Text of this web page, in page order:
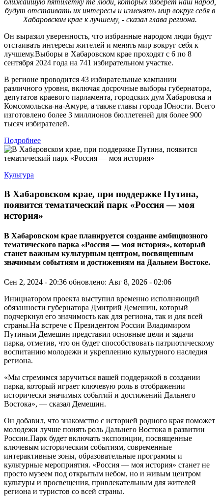
ближайшую пятилетку те люди, которых изберет наш народ,
будут отстаивать их интересы и изменять мир вокруг себя в
Хабаровском крае к лучшему, - сказал глава региона.
Он выразил уверенность, что избранные народом люди будут
отстаивать интересы жителей и менять мир вокруг себя к
лучшему.Выборы в Хабаровском крае проходят с 6 по 8
сентября 2024 года на 741 избирательном участке.
В регионе проводится 43 избирательные кампании
различного уровня, включая досрочные выборы губернатора,
депутатов краевого парламента, городских дум Хабаровска и
Комсомольска-на-Амуре, а также главы города Юности. Всего
изготовлено более 3 миллионов бюллетеней для более 900
тысяч избирателей.
Подробнее
Культура
В Хабаровском крае, при поддержке Путина,
появится тематический парк «Россия — моя
история»
В Хабаровском крае планируется создание амбициозного
тематического парка «Россия — моя история», который
станет важным культурным центром, посвященным
значимым событиям и достижениям на Дальнем Востоке.
Сен 2, 2024 - 20:36 обновлено: Авг 8, 2026 - 02:06
Инициатором проекта выступил временно исполняющий
обязанности губернатора Дмитрий Демешин, который
подчеркнул его значимость как для региона, так и для всей
страны.На встрече с Президентом России Владимиром
Путиным Демешин представил основные цели и задачи
парка, отметив, что он будет способствовать патриотическому
воспитанию молодежи и укреплению культурного наследия
региона.
«Мы стремимся заручиться вашей поддержкой в создании
парка, который играет ключевую роль в отображении
исторически значимых событий и достижений Дальнего
Востока», — сказал Демешин.
Он добавил, что знакомство с историей родного края поможет
молодежи лучше понять роль Дальнего Востока в развитии
России.Парк будет включать экспозиции, посвященные
ключевым историческим событиям, современные
интерактивные зоны, образовательные программы и
культурные мероприятия. «Россия — моя история» станет не
просто музеем под открытым небом, но и живым центром
культуры и просвещения, привлекательным для жителей
региона и туристов со всей страны.